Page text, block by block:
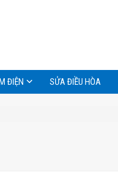
ĐIỆN SỬA ĐIỀU HÒA